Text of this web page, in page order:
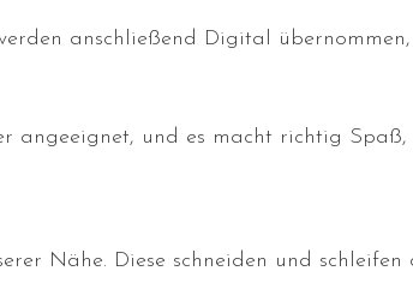
anschließend Digital übernommen,
angeeignet, und es macht richtig Spaß,
Nähe. Diese schneiden und schleifen